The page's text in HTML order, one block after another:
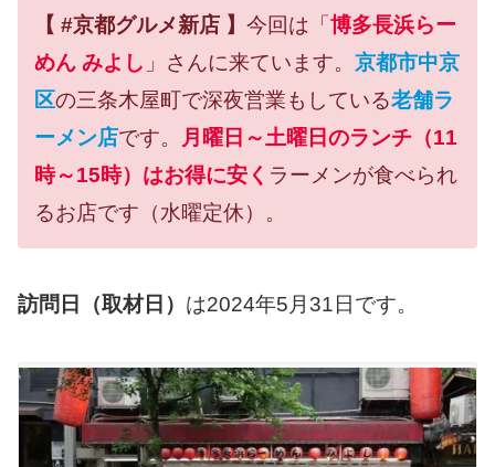
【 #京都グルメ新店 】 今回は「 博多長浜らー
めん みよし 」さんに来ています。 京都市中京
区の三条木屋町で深夜営業もしている老舗ラ
ーメン店です。
月曜日～土曜日のランチ（11
時～15時）はお得に安く ラーメンが食べられ
るお店です（水曜定休）。
訪問日（取材日） は2024年5月31日です。